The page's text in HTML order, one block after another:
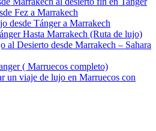
Fez a Marrakech
desde Tánger a Marrakech
Hasta Marrakech (Ruta de lujo)
al Desierto desde Marrakech – Sahara
( Marruecos completo)
un viaje de lujo en Marruecos con